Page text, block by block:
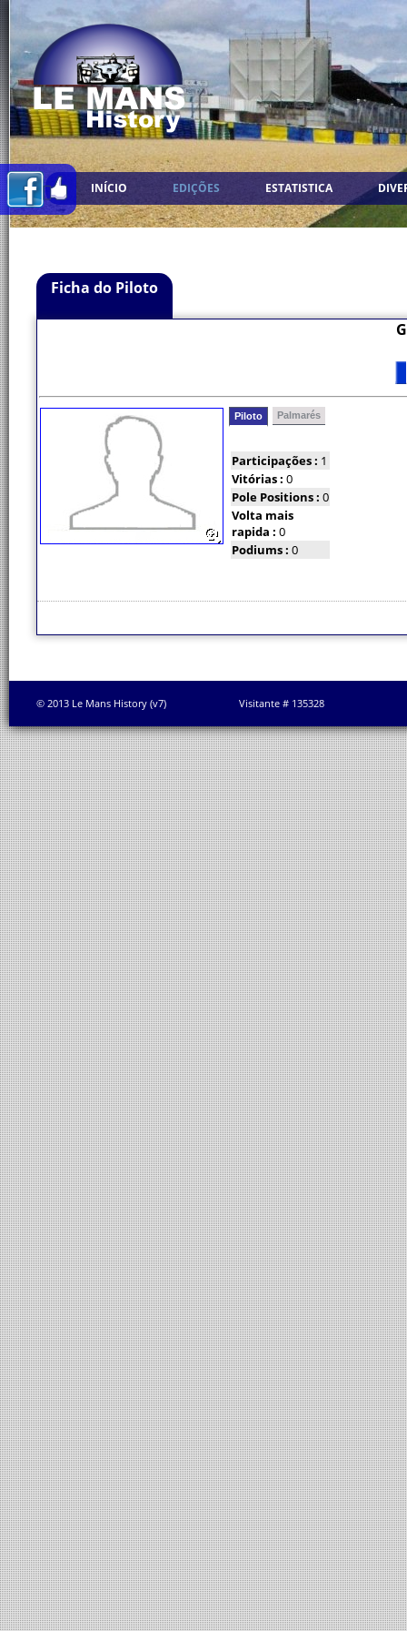
INÍCIO EDIÇÕES ESTATISTICA
Ficha do Piloto
Piloto Palmarés
Participações : 1
Vitórias : 0
Pole Positions : 0
Volta mais
rapida : 0
Podiums : 0
© 2013 Le Mans History (v7) Visitante # 135328